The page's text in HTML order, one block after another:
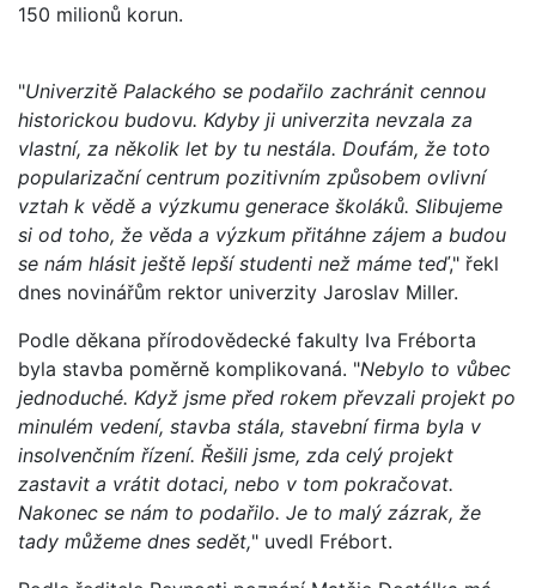
150 milionů korun.
"Univerzitě Palackého se podařilo zachránit cennou
historickou budovu. Kdyby ji univerzita nevzala za
vlastní, za několik let by tu nestála. Doufám, že toto
popularizační centrum pozitivním způsobem ovlivní
vztah k vědě a výzkumu generace školáků. Slibujeme
si od toho, že věda a výzkum přitáhne zájem a budou
se nám hlásit ještě lepší studenti než máme teď," řekl
dnes novinářům rektor univerzity Jaroslav Miller.
Podle děkana přírodovědecké fakulty Iva Fréborta
byla stavba poměrně komplikovaná. "Nebylo to vůbec
jednoduché. Když jsme před rokem převzali projekt po
minulém vedení, stavba stála, stavební firma byla v
insolvenčním řízení. Řešili jsme, zda celý projekt
zastavit a vrátit dotaci, nebo v tom pokračovat.
Nakonec se nám to podařilo. Je to malý zázrak, že
tady můžeme dnes sedět," uvedl Frébort.